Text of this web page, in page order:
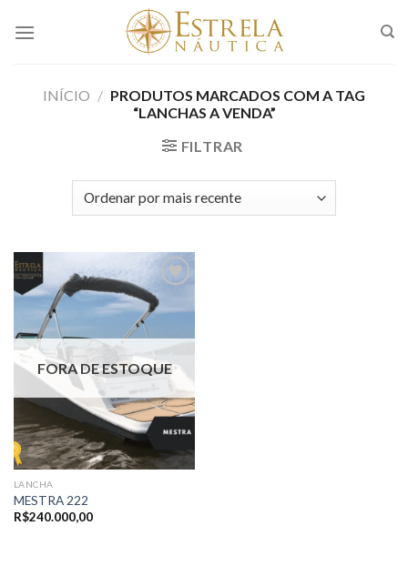
INÍCIO / PRODUTOS MARCADOS COM A TAG
“LANCHAS A VENDA”
FILTRAR
Adicionar
aos meus
FORA DE ESTOQUE
LANCHA
MESTRA 222
R$240.000,00